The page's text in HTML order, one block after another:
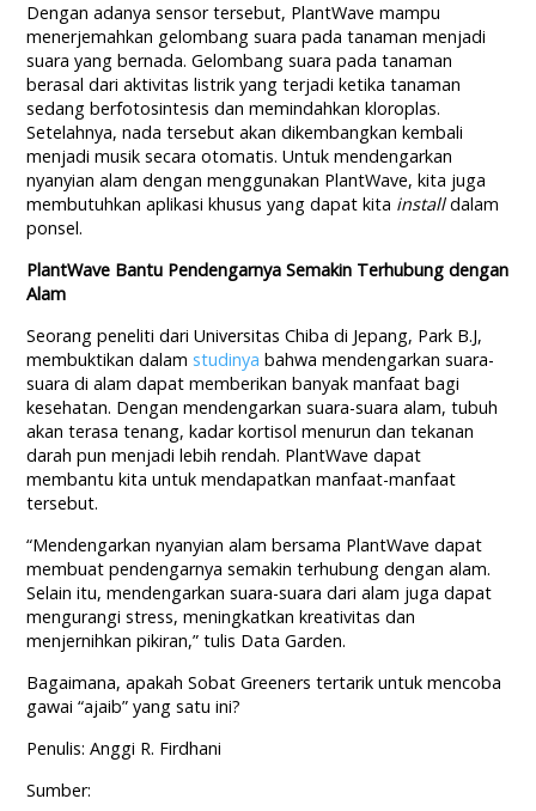
Dengan adanya sensor tersebut, PlantWave mampu
menerjemahkan gelombang suara pada tanaman menjadi
suara yang bernada. Gelombang suara pada tanaman
berasal dari aktivitas listrik yang terjadi ketika tanaman
sedang berfotosintesis dan memindahkan kloroplas.
Setelahnya, nada tersebut akan dikembangkan kembali
menjadi musik secara otomatis. Untuk mendengarkan
nyanyian alam dengan menggunakan PlantWave, kita juga
membutuhkan aplikasi khusus yang dapat kita installdalam
ponsel.
PlantWave Bantu Pendengarnya Semakin Terhubung dengan
Alam
Seorang peneliti dari Universitas Chiba di Jepang, Park B.J,
membuktikan dalam studinya bahwa mendengarkan suara-
suara di alam dapat memberikan banyak manfaat bagi
kesehatan. Dengan mendengarkan suara-suara alam, tubuh
akan terasa tenang, kadar kortisol menurun dan tekanan
darah pun menjadi lebih rendah. PlantWave dapat
membantu kita untuk mendapatkan manfaat-manfaat
tersebut.
“Mendengarkan nyanyian alam bersama PlantWave dapat
membuat pendengarnya semakin terhubung dengan alam.
Selain itu, mendengarkan suara-suara dari alam juga dapat
mengurangi stress, meningkatkan kreativitas dan
menjernihkan pikiran,” tulis Data Garden.
Bagaimana, apakah Sobat Greeners tertarik untuk mencoba
gawai “ajaib” yang satu ini?
Penulis: Anggi R. Firdhani
Sumber: